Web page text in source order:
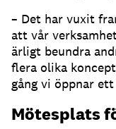
– Det har vuxit
att vår
ärligt beundra
flera olika
gång vi öppnar
Mötesplats